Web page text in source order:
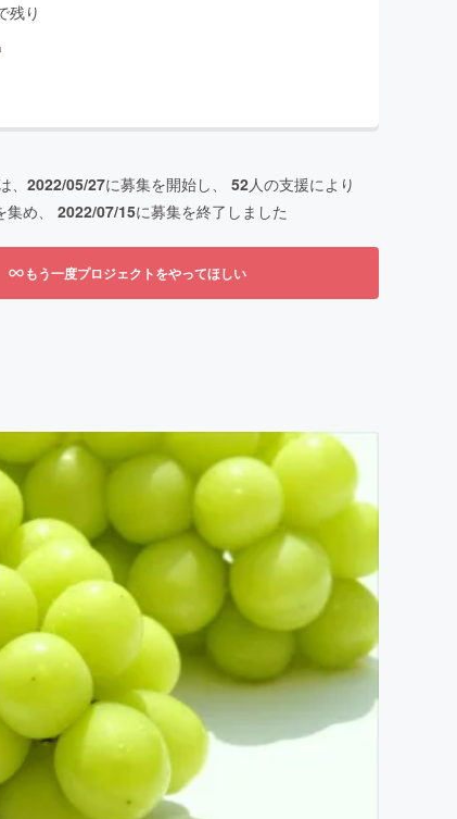
残り
2022/05/27に募集を開始し、 52人の支援により
め、 2022/07/15に募集を終了しました
もう一度プロジェクトをやってほしい